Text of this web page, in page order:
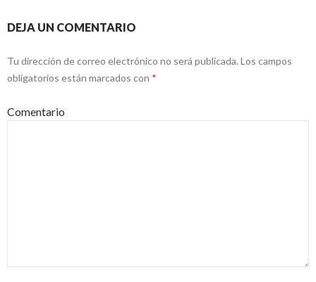
DEJA UN COMENTARIO
Tu dirección de correo electrónico no será publicada. Los campos
obligatorios están marcados con *
Comentario